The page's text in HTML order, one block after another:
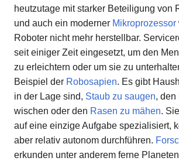
heutzutage mit starker Beteiligung von
und auch ein moderner Mikroprozessor
Roboter nicht mehr herstellbar.
seit einiger Zeit eingesetzt, um den
zu erleichtern oder um sie zu
Beispiel der Robosapien. Es gibt
in der Lage sind, Staub zu saugen, den
wischen oder den Rasen zu mähen.
auf eine einzige Aufgabe spezialisiert,
aber relativ autonom durchführen.
erkunden unter anderem ferne